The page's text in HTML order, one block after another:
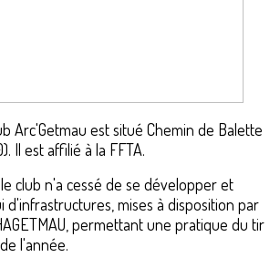
Arc'Getmau est situé Chemin de Balette
Il est affilié à la FFTA.
club n'a cessé de se développer et
d'infrastructures, mises à disposition par
permettant une pratique du tir
l'année.